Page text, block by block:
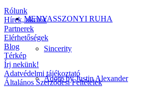
MENYASSZONYI RUHA
Sincerity
Adore by Justin Alexander
Rólunk
Hírek, akciók
Partnerek
Elérhetőségek
Blog
Térkép
Írj nekünk!
Adatvédelmi tájékoztató
Általános Szerződési Feltételek